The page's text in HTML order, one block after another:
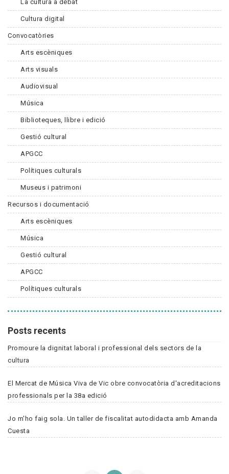
La cultura a debat
Cultura digital
Convocatòries
Arts escèniques
Arts visuals
Audiovisual
Música
Biblioteques, llibre i edició
Gestió cultural
APGCC
Polítiques culturals
Museus i patrimoni
Recursos i documentació
Arts escèniques
Música
Gestió cultural
APGCC
Polítiques culturals
Posts recents
Promoure la dignitat laboral i professional dels sectors de la
cultura
El Mercat de Música Viva de Vic obre convocatòria d'acreditacions
professionals per la 38a edició
Jo m'ho faig sola. Un taller de fiscalitat autodidacta amb Amanda
Cuesta